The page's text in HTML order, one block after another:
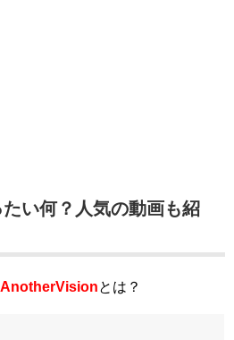
い何？人気の動画も紹
AnotherVisionとは？